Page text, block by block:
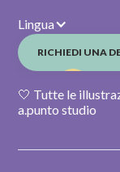
Lingua
RICHIEDI UNA
🤍 Tutte le
a.punto studio